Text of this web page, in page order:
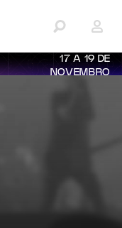
17 A 19 DE
NOVEMBRO